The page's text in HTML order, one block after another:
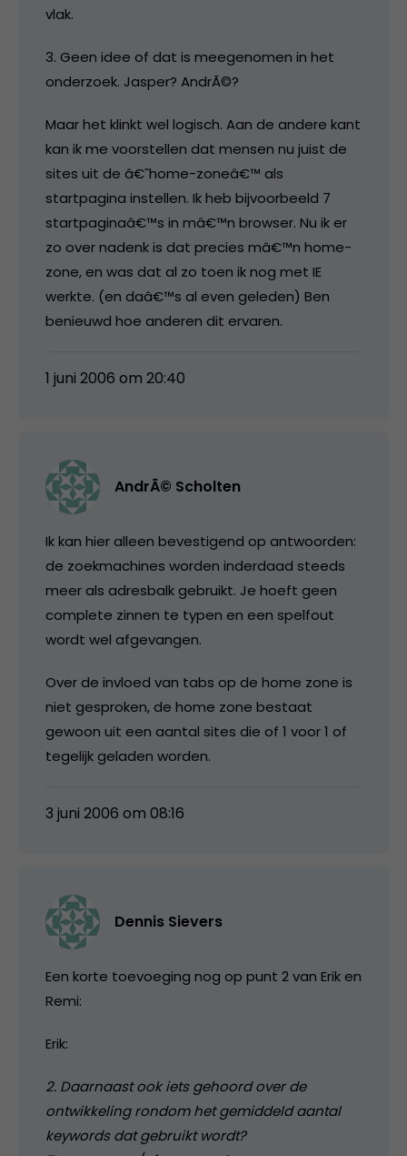
vlak.
3. Geen idee of dat is meegenomen in het
onderzoek. Jasper? AndrÃ©?
Maar het klinkt wel logisch. Aan de andere kant
kan ik me voorstellen dat mensen nu juist de
sites uit de â€˜home-zoneâ€™ als
startpagina instellen. Ik heb bijvoorbeeld 7
startpaginaâ€™s in mâ€™n browser. Nu ik er
zo over nadenk is dat precies mâ€™n home-
zone, en was dat al zo toen ik nog met IE
werkte. (en daâ€™s al even geleden) Ben
benieuwd hoe anderen dit ervaren.
1 juni 2006 om 20:40
AndrÃ© Scholten
Ik kan hier alleen bevestigend op antwoorden:
de zoekmachines worden inderdaad steeds
meer als adresbalk gebruikt. Je hoeft geen
complete zinnen te typen en een spelfout
wordt wel afgevangen.
Over de invloed van tabs op de home zone is
niet gesproken, de home zone bestaat
gewoon uit een aantal sites die of 1 voor 1 of
tegelijk geladen worden.
3 juni 2006 om 08:16
Dennis Sievers
Een korte toevoeging nog op punt 2 van Erik en
Remi:
Erik:
2. Daarnaast ook iets gehoord over de
ontwikkeling rondom het gemiddeld aantal
keywords dat gebruikt wordt?